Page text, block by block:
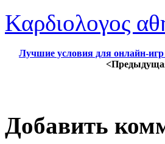
Καρδιολογος
Лучшие условия для онлайн-
Добавить